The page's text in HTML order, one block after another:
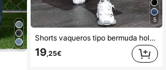
5
Shorts vaqueros tipo bermuda holgados de pierna ancha estilo Y2K casual, adecuados para caminar por la ciudad, salir con amigos, actividades al aire libre con la familia, streetwear
19 ,25€